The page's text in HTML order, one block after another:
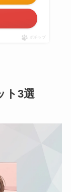
ポチップ
ト3選